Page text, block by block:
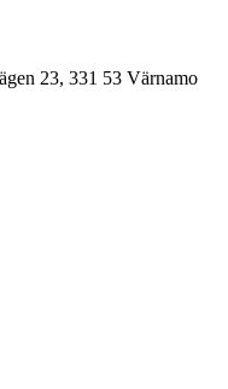
23, 331 53 Värnamo